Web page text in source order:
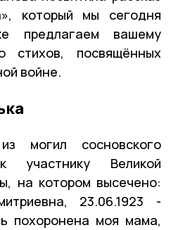
который мы сегодня
предлагаем вашему
стихов, посвящённых
войне.
могил сосновского
участнику Великой
на котором высечено:
23.06.1923 -
похоронена моя мама,